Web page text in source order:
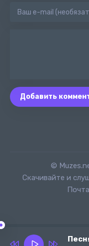
Добавить
©
Скачивайте и